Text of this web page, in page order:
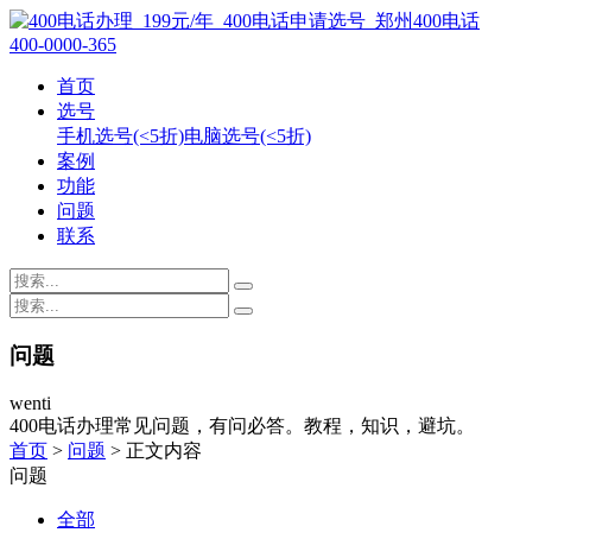
400-0000-365
首页
选号
手机选号(<5折)电脑选号(<5折)
案例
功能
问题
联系
问题
wenti
400电话办理常见问题，有问必答。教程，知识，避坑。
首页 > 问题 > 正文内容
问题
全部